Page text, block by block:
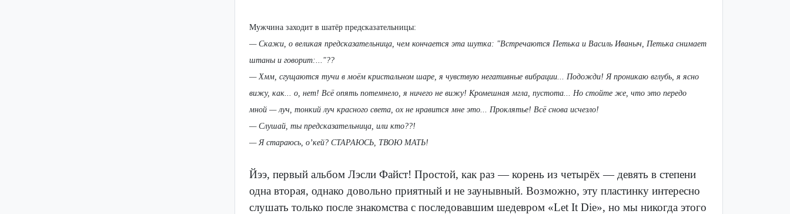
Мужчина заходит в шатёр предсказательницы:
— Скажи, о великая предсказательница, чем кончается эта шутка: "Встречаются Петька и Василь Иваныч, Петька снимает
штаны и говорит:... "??
— Хмм, сгущаются тучи в моём кристальном шаре, я чувствую негативные вибрации... Подожди! Я проникаю вглубь, я ясно
вижу, как... о, нет! Всё опять потемнело, я ничего не вижу! Кромешная мгла, пустота... Но стойте же, что это передо
мной — луч, тонкий луч красного света, ох не нравится мне это... Проклятье! Всё снова исчезло!
— Слушай, ты предсказательница, или кто??!
— Я стараюсь, о’кей? СТАРАЮСЬ, ТВОЮ МАТЬ!
Йээ, первый альбом Лэсли Файст! Простой, как раз — корень из четырёх — девять в степени
одна вторая, однако довольно приятный и не заунывный. Возможно, эту пластинку интересно
слушать только после знакомства с последовавшим шедевром «Let It Die», но мы никогда этого